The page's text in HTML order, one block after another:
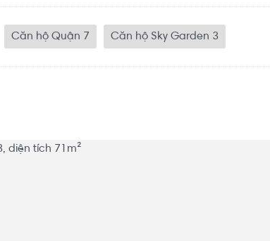
Căn hộ Quận 7 Căn hộ Sky Garden 3